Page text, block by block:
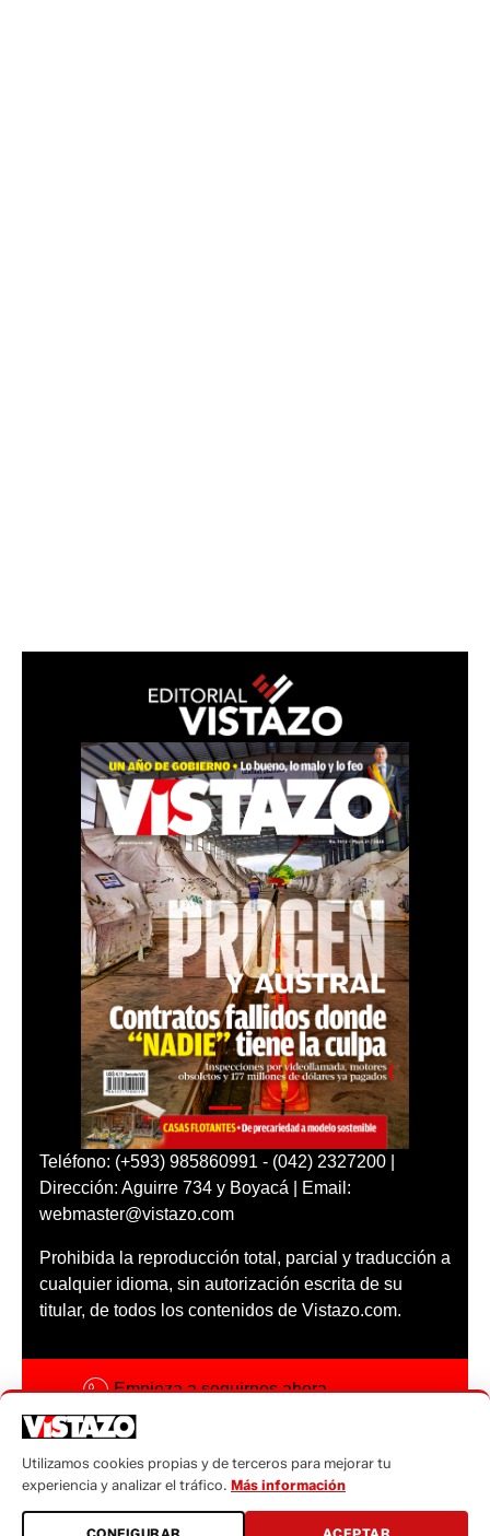
Teléfono: (+593) 985860991 - (042) 2327200 |
Dirección: Aguirre 734 y Boyacá | Email:
webmaster@vistazo.com
Prohibida la reproducción total, parcial y traducción a
cualquier idioma, sin autorización escrita de su
titular, de todos los contenidos de Vistazo.com.
Empieza a seguirnos ahora
Código ética
Sugerencias a:
Utilizamos cookies propias y de terceros para mejorar tu
experiencia y analizar el tráfico. Más información
CONFIGURAR ACEPTAR